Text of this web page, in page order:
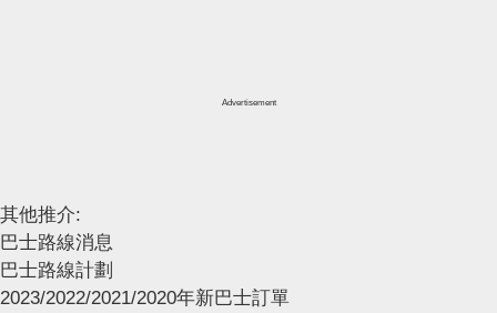
Advertisement
其他推介:
巴士路線消息
巴士路線計劃
2023/2022/2021/2020年新巴士訂單